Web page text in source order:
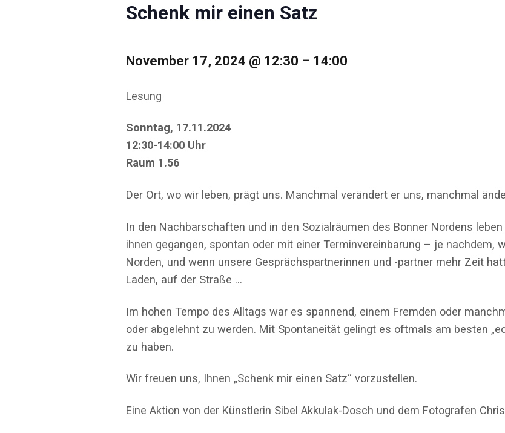
Schenk mir einen Satz
November 17, 2024 @ 12:30 – 14:00
Lesung
Sonntag, 17.11.2024
12:30-14:00 Uhr
Raum 1.56
Der Ort, wo wir leben, prägt uns. Manchmal verändert er uns, manchmal
In den Nachbarschaften und in den Sozialräumen des Bonner Nordens
ihnen gegangen, spontan oder mit einer Terminvereinbarung – je nachdem,
Norden, und wenn unsere Gesprächspartnerinnen und -partner mehr Zeit
Laden, auf der Straße …
Im hohen Tempo des Alltags war es spannend, einem Fremden oder
oder abgelehnt zu werden. Mit Spontaneität gelingt es oftmals am besten
zu haben.
Wir freuen uns, Ihnen „Schenk mir einen Satz“ vorzustellen.
Eine Aktion von der Künstlerin Sibel Akkulak-Dosch und dem Fotografen